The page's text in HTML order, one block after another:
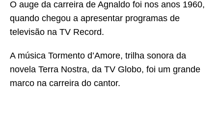
O auge da carreira de Agnaldo foi nos anos 1960,
quando chegou a apresentar programas de
televisão na TV Record.
A música Tormento d’Amore, trilha sonora da
novela Terra Nostra, da TV Globo, foi um grande
marco na carreira do cantor.